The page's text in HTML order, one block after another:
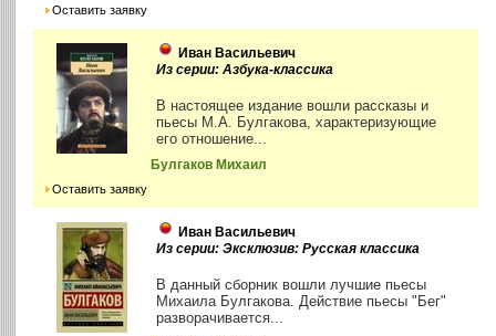
Оставить заявку
Иван Васильевич
Из серии: Азбука-классика
В настоящее издание вошли рассказы и
пьесы М.А. Булгакова, характеризующие
его отношение...
Булгаков Михаил
Оставить заявку
Иван Васильевич
Из серии: Эксклюзив: Русская классика
В данный сборник вошли лучшие пьесы
Михаила Булгакова. Действие пьесы "Бег"
разворачивается...